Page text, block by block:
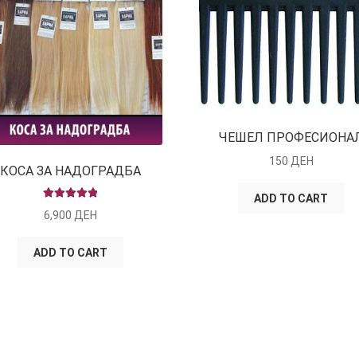
КОСА ЗА НАДОГРАДБА
OUT OF 5
6,900 ДЕН
ADD TO CART
ЧЕШЕЛ
150 ДЕН
ADD TO CART